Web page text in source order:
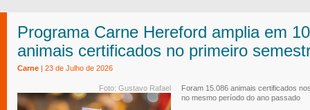
Programa Carne Hereford amplia em
animais certificados no primeiro
Carne | 23 de Julho de 2026
Foto: Gustavo Rafael
Foram 15.086 animais certificados
no mesmo período do ano passado